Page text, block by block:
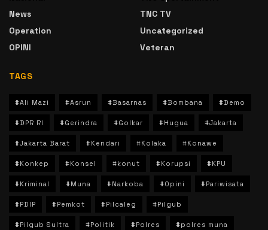
News
Operation
OPINI
TNC TV
Uncategorized
Veteran
TAGS
#Ali Mazi #Asrun #Basarnas #Bombana #Demo
#DPR RI #Gerindra #Golkar #Hugua #Jakarta
#Jakarta Barat #Kendari #Kolaka #Konawe
#Konkep #Konsel #konut #Korupsi #KPU
#Kriminal #Muna #Narkoba #Opini #Pariwisata
#PDIP #Pemkot #Pilcaleg #Pilgub
#Pilgub Sultra #Politik #Polres #polres muna